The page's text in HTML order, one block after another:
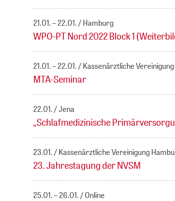
21.01. – 22.01. Hamburg
WPO-PT Nord 2022 Block 1
21.01. – 22.01. Kassenärztliche
MTA-Seminar
22.01. Jena
„Schlafmedizinische
23.01. Kassenärztliche Vereinigung
23. Jahrestagung der NVSM
25.01. – 26.01. Online